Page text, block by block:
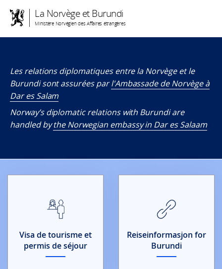
La Norvège et Burundi
Ministère Norvégien des Affaires étrangères
Les relations diplomatiques entre la Norvège et le
Burundi sont assurées parl'Ambassade de Norvège à
Dar es Salam
Norway’s diplomatic relations with Burundi are
handled bythe Norwegian embassy in Dar es Salaam
Visa de tourisme et
permis de séjour
Reiseinformasjon for
Burundi